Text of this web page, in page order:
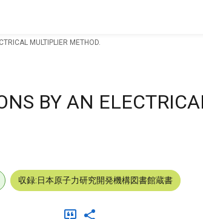
MULTIPLIER METHOD.
BY AN
収録:日本原子力研究開発機構図書館蔵書